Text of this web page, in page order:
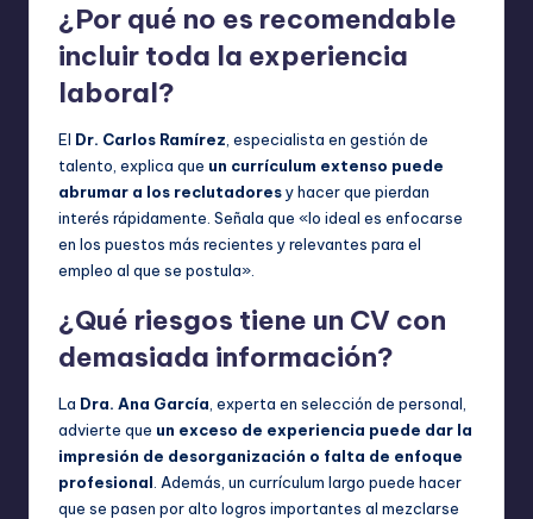
¿Por qué no es recomendable
incluir toda la experiencia
laboral?
El Dr. Carlos Ramírez , especialista en gestión de
talento, explica que un currículum extenso puede
abrumar a los reclutadoresy hacer que pierdan
interés rápidamente. Señala que «lo ideal es enfocarse
en los puestos más recientes y relevantes para el
empleo al que se postula».
¿Qué riesgos tiene un CV con
demasiada información?
La Dra. Ana García , experta en selección de personal,
advierte que un exceso de experiencia puede dar la
impresión de desorganización o falta de enfoque
profesional . Además, un currículum largo puede hacer
que se pasen por alto logros importantes al mezclarse